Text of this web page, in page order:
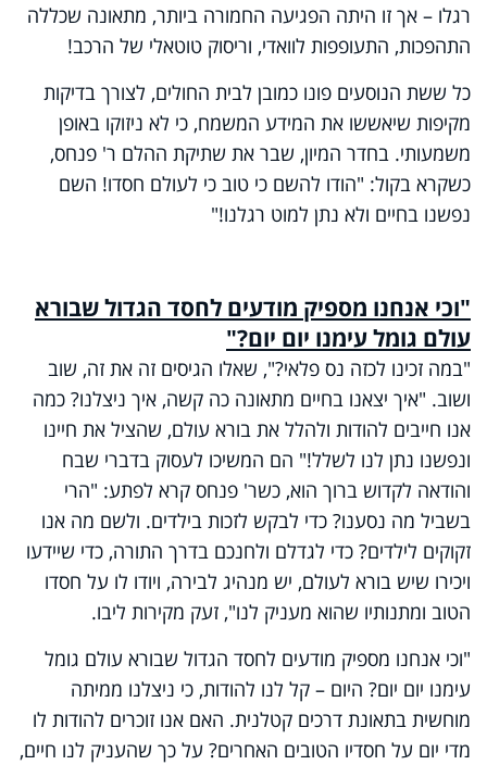
רגלו – אך זו היתה הפגיעה החמורה ביותר, מתאונה שכללה
התהפכות, התעופפות לוואדי, וריסוק טוטאלי של הרכב!
כל ששת הנוסעים פונו כמובן לבית החולים, לצורך בדיקות
מקיפות שיאששו את המידע המשמח, כי לא ניזוקו באופן
משמעותי. בחדר המיון, שבר את שתיקת ההלם ר' פנחס,
כשקרא בקול: "הודו להשם כי טוב כי לעולם חסדו! השם
נפשנו בחיים ולא נתן למוט רגלנו!"
"וכי אנחנו מספיק מודעים לחסד הגדול שבורא
עולם גומל עימנו יום יום?"
"במה זכינו לכזה נס פלאי?", שאלו הגיסים זה את זה, שוב
ושוב. "איך יצאנו בחיים מתאונה כה קשה, איך ניצלנו? כמה
אנו חייבים להודות ולהלל את בורא עולם, שהציל את חיינו
ונפשנו נתן לנו לשלל!" הם המשיכו לעסוק בדברי שבח
והודאה לקדוש ברוך הוא, כשר' פנחס קרא לפתע: "הרי
בשביל מה נסענו? כדי לבקש לזכות בילדים. ולשם מה אנו
זקוקים לילדים? כדי לגדלם ולחנכם בדרך התורה, כדי שיידעו
ויכירו שיש בורא לעולם, יש מנהיג לבירה, ויודו לו על חסדו
הטוב ומתנותיו שהוא מעניק לנו", זעק מקירות ליבו.
"וכי אנחנו מספיק מודעים לחסד הגדול שבורא עולם גומל
עימנו יום יום? היום – קל לנו להודות, כי ניצלנו ממיתה
מוחשית בתאונת דרכים קטלנית. האם אנו זוכרים להודות לו
מדי יום על חסדיו הטובים האחרים? על כך שהעניק לנו חיים,